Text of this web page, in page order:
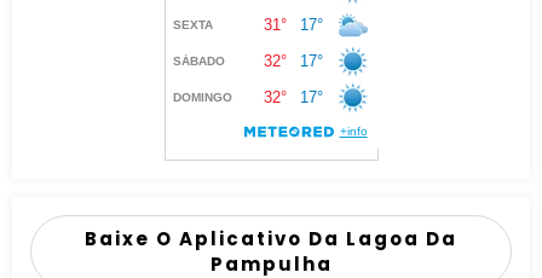
Baixe O Aplicativo Da Lagoa Da
Pampulha